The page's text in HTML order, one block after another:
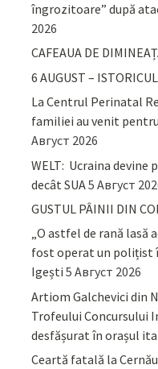
îngrozitoare” după
2026
CAFEAUA DE
6 AUGUST –
La Centrul Perinatal
familiei au venit
Август 2026
WELT: Ucraina
decât SUA5 Август
GUSTUL PÂINII DIN
„O astfel de rană lasă
fost operat un polițist
Igești 5 Август 2026
Artiom Galchevici din
Trofeului Concursului
desfășurat în orașul
Ceartă fatală la